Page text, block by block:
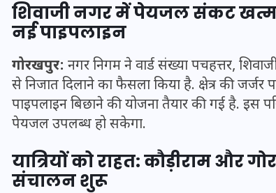
शिवाजी नगर में पेयजल संकट खत्म
नई पाइपलाइन
गोरखपुर: नगर निगम ने वार्ड संख्या पचहत्तर,
से निजात दिलाने का फैसला किया है. क्षेत्र की
पाइपलाइन बिछाने की योजना तैयार की गई है. इस
पेयजल उपलब्ध हो सकेगा.
यात्रियों को राहत: कौड़ीराम और
संचालन शुरू
UPSSSC Lekhpal
2025: यूपी में लेखपाल के पदों
पर बंपर भर्ती का विज्ञापन जारी,
जानें कब से शुरू होंगे आवेदन